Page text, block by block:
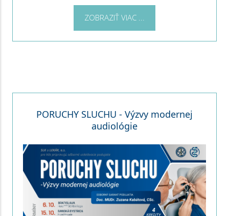
ZOBRAZIŤ VIAC ...
PORUCHY SLUCHU - Výzvy modernej
audiológie